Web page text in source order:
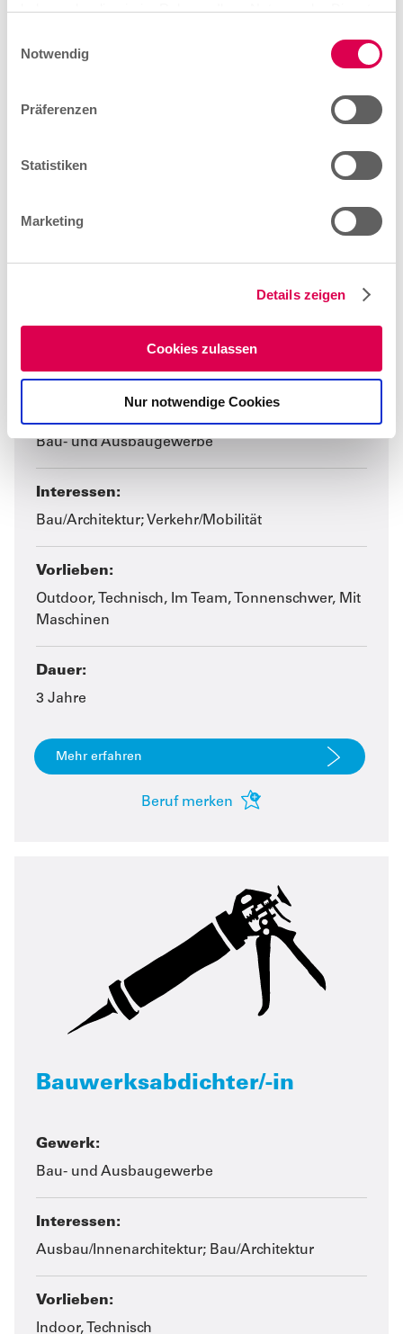
haben oder die sie im Rahmen Ihrer Nutzung der Dienste
Notwendig
Präferenzen
Statistiken
Marketing
Details zeigen
Cookies zulassen
Nur notwendige Cookies
Baugeräteführer/-in
Bau- und Ausbaugewerbe
Interessen:
Bau/Architektur; Verkehr/Mobilität
Vorlieben:
Outdoor, Technisch, Im Team, Tonnenschwer, Mit
Maschinen
Dauer:
3 Jahre
Mehr erfahren
Beruf merken
Bauwerksabdichter/-in
Gewerk:
Bau- und Ausbaugewerbe
Interessen:
Ausbau/Innenarchitektur; Bau/Architektur
Vorlieben:
Indoor, Technisch